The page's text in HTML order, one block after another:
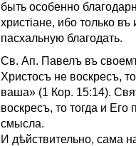
быть особенно
христiане, ибо только
пасхальную благодать.
Св. Ап. Павелъ въ
Христосъ не воскресъ,
ваша» (1 Кор. 15:14).
воскресъ, то тогда и
смысла.
И дѣйствительно, сама